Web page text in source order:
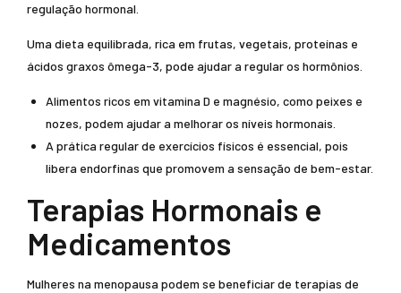
regulação hormonal.
Uma dieta equilibrada, rica em frutas, vegetais, proteínas e
ácidos graxos ômega-3, pode ajudar a regular os hormônios.
Alimentos ricos em vitamina D e magnésio, como peixes e
nozes, podem ajudar a melhorar os níveis hormonais.
A prática regular de exercícios físicos é essencial, pois
libera endorfinas que promovem a sensação de bem-estar.
Terapias Hormonais e
Medicamentos
Mulheres na menopausa podem se beneficiar de terapias de